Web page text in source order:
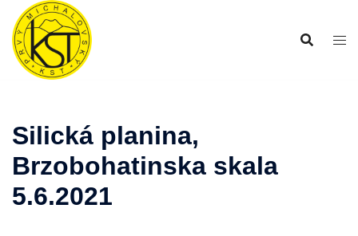
Preskočiť
obsah
Silická planina,
Brzobohatinska skala
5.6.2021